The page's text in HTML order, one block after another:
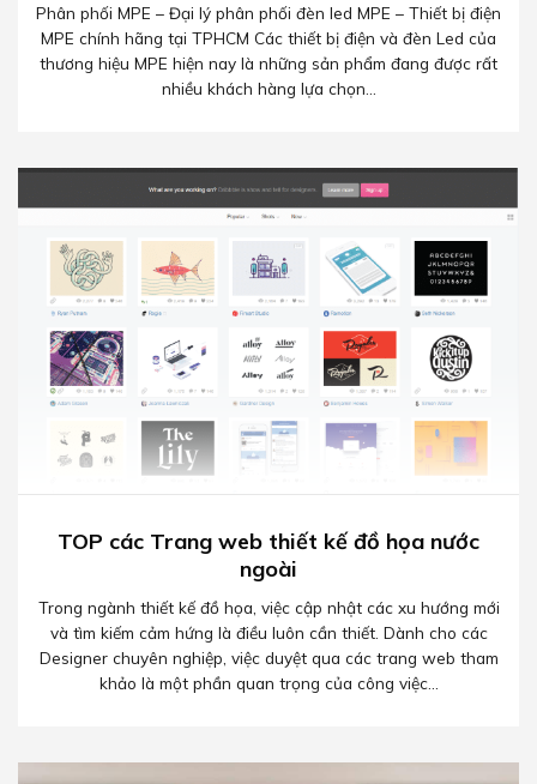
Phân phối MPE – Đại lý phân phối đèn led MPE – Thiết bị điện
MPE chính hãng tại TPHCM Các thiết bị điện và đèn Led của
thương hiệu MPE hiện nay là những sản phẩm đang được rất
nhiều khách hàng lựa chọn...
TOP các Trang web thiết kế đồ họa nước
ngoài
Trong ngành thiết kế đồ họa, việc cập nhật các xu hướng mới
và tìm kiếm cảm hứng là điều luôn cần thiết. Dành cho các
Designer chuyên nghiệp, việc duyệt qua các trang web tham
khảo là một phần quan trọng của công việc...